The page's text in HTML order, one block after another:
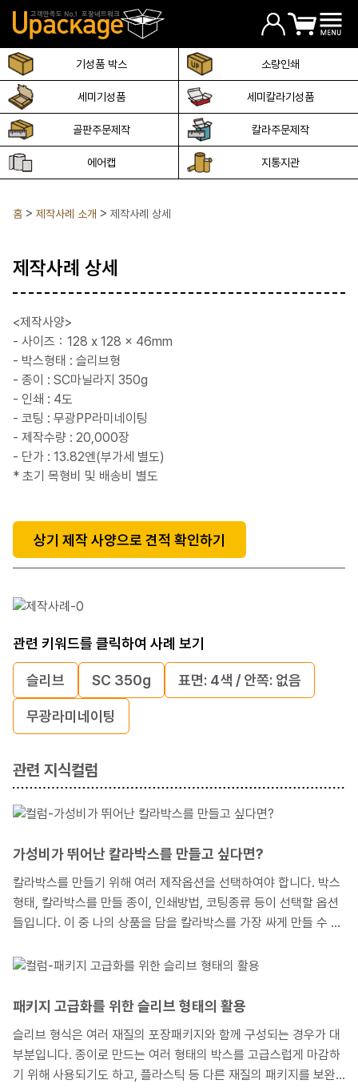
기성품 박스 소량인쇄
세미기성품 세미칼라기성품
골판주문제작 칼라주문제작
에어캡 지통지관
홈 제작사례 소개 제작사례 상세
제작사례 상세
<제작사양>
- 사이즈：128 x 128 x 46mm
- 박스형태 : 슬리브형
- 종이 : SC마닐라지 350g
- 인쇄 : 4도
- 코팅 : 무광PP라미네이팅
- 제작수량 : 20,000장
- 단가 : 13.82엔(부가세 별도)
* 초기 목형비 및 배송비 별도
상기 제작 사양으로 견적 확인하기
관련 키워드를 클릭하여 사례 보기
슬리브 SC 350g 표면: 4색 / 안쪽: 없음
무광라미네이팅
관련 지식컬럼
가성비가 뛰어난 칼라박스를 만들고 싶다면?
칼라박스를 만들기 위해 여러 제작옵션을 선택하여야 합니다. 박스
형태, 칼라박스를 만들 종이, 인쇄방법, 코팅종류 등이 선택할 옵션
들입니다. 이 중 나의 상품을 담을 칼라박스를 가장 싸게 만들 수 있
드리겠습니다. 상품의 판매가격을 고려해 볼 때, 굳이 비싼 칼라박
좋겠습니다.
패키지 고급화를 위한 슬리브 형태의 활용
슬리브 형식은 여러 재질의 포장패키지와 함께 구성되는 경우가 대
부분입니다. 종이로 만드는 여러 형태의 박스를 고급스럽게 마감하
기 위해 사용되기도 하고, 플라스틱 등 다른 재질의 패키지를 보완